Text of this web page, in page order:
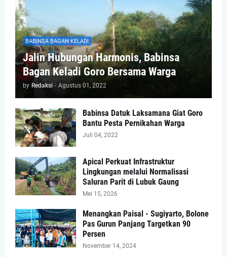
BABINSA BAGAN KELADI
Jalin Hubungan Harmonis, Babinsa
Bagan Keladi Goro Bersama Warga
by Redaksi - Agustus 01, 2022
Babinsa Datuk Laksamana Giat Goro
Bantu Pesta Pernikahan Warga
Juli 04, 2022
Apical Perkuat Infrastruktur
Lingkungan melalui Normalisasi
Saluran Parit di Lubuk Gaung
Mei 15, 2026
Menangkan Paisal - Sugiyarto, Bolone
Pas Gurun Panjang Targetkan 90
Persen
November 14, 2024